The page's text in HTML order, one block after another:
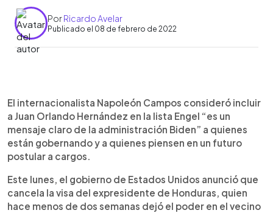
PorRicardo Avelar
Publicado el 08 de febrero de 2022
Escuchar artículo
El internacionalista Napoleón Campos consideró incluir
a Juan Orlando Hernández en la lista Engel “es un
mensaje claro de la administración Biden” a quienes
están gobernando y a quienes piensen en un futuro
postular a cargos.
Este lunes, el gobierno de Estados Unidos anunció que
cancela la visa del expresidente de Honduras, quien
hace menos de dos semanas dejó el poder en el vecino